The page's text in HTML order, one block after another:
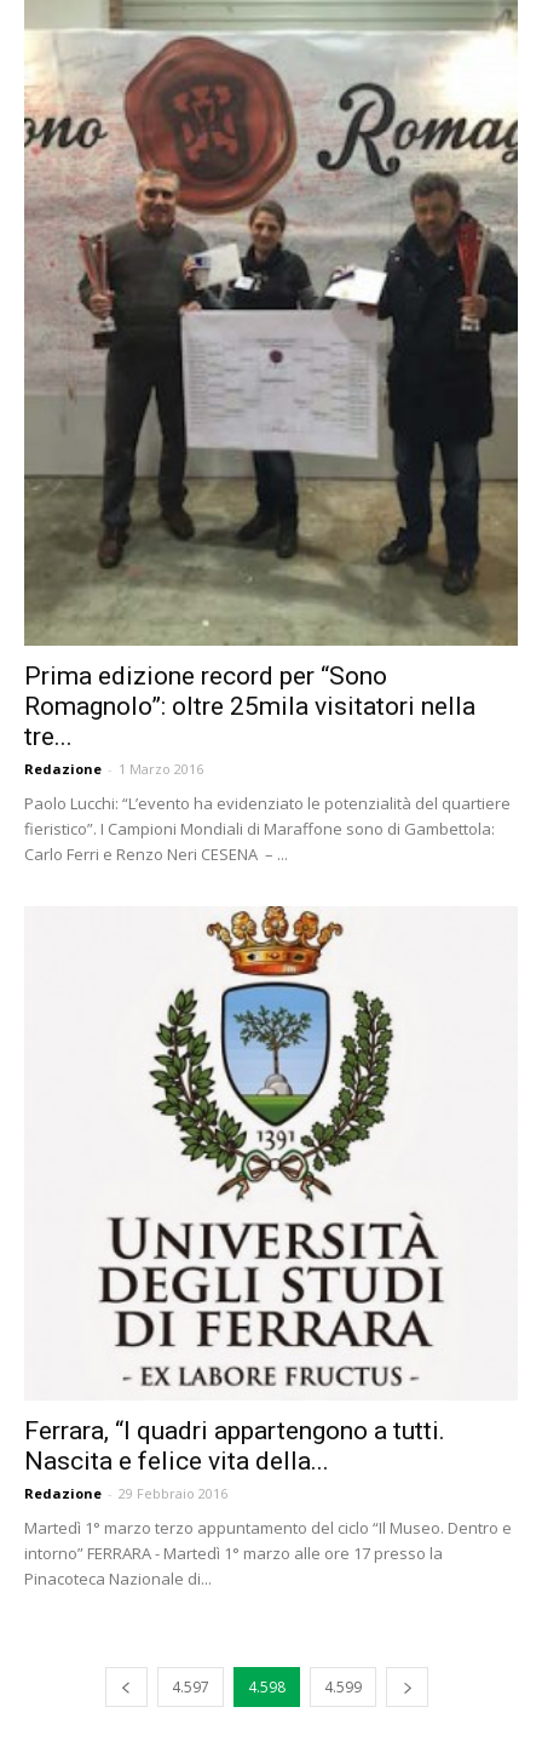
Prima edizione record per “Sono
Romagnolo”: oltre 25mila visitatori nella
tre...
Redazione - 1 Marzo 2016
Paolo Lucchi: “L’evento ha evidenziato le potenzialità del quartiere
fieristico”. I Campioni Mondiali di Maraffone sono di Gambettola:
Carlo Ferri e Renzo Neri CESENA – ...
Ferrara, “I quadri appartengono a tutti.
Nascita e felice vita della...
Redazione - 29 Febbraio 2016
Martedì 1° marzo terzo appuntamento del ciclo “Il Museo. Dentro e
intorno” FERRARA - Martedì 1° marzo alle ore 17 presso la
Pinacoteca Nazionale di...
4.597 4.598 4.599